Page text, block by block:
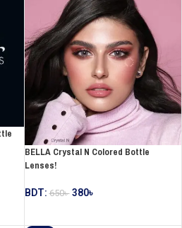
BELLA Crystal N Colored Bottle
Lenses!
BDT:650৳ 380৳